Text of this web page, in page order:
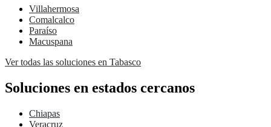
Villahermosa
Comalcalco
Paraíso
Macuspana
Ver todas las soluciones en Tabasco
Soluciones en estados cercanos
Chiapas
Veracruz